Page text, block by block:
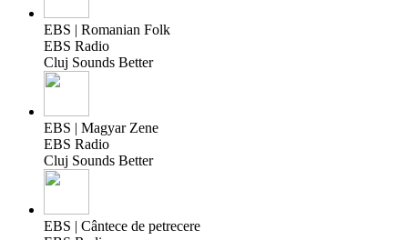
EBS | Romanian Folk
EBS Radio
Cluj Sounds Better
EBS | Magyar Zene
EBS Radio
Cluj Sounds Better
EBS | Cântece de petrecere